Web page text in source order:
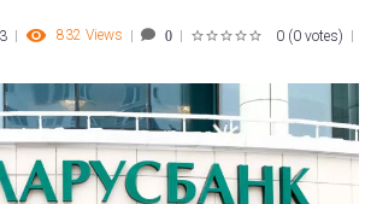
832 Views 0 0 (0 votes)